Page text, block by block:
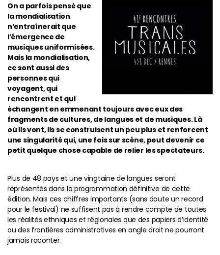
On a parfois pensé que
la mondialisation
n’entraînerait que
l’émergence de
musiques uniformisées.
Mais la mondialisation,
ce sont aussi des
personnes qui
voyagent, qui
rencontrent et qui
échangent en emmenant toujours avec eux des
fragments de cultures, de langues et de musiques. Là
où ils vont, ils se construisent un peu plus et renforcent
une singularité qui, une fois sur scène, peut devenir ce
petit quelque chose capable de relier les spectateurs.
Plus de 48 pays et une vingtaine de langues seront
représentés dans la programmation définitive de cette
édition. Mais ces chiffres importants (sans doute un record
pour le festival) ne suffisent pas à rendre compte de toutes
les réalités ethniques et régionales que des papiers d’identité
ou des frontières administratives en angle droit ne pourront
jamais raconter.